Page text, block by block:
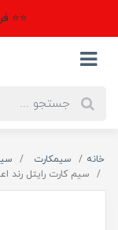
⭐⭐
خانه سیمکارت
سیم کارت رایتل رند اعتباری